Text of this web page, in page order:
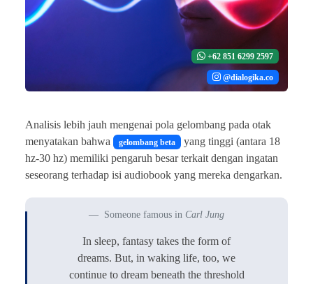
+62 851 6299 2597
@dialogika.co
Analisis lebih jauh mengenai pola gelombang pada otak
menyatakan bahwa
gelombang beta yang tinggi (antara 18
hz-30 hz) memiliki pengaruh besar terkait dengan ingatan
seseorang terhadap isi audiobook yang mereka dengarkan.
Someone famous in Carl Jung
In sleep, fantasy takes the form of
dreams. But, in waking life, too, we
continue to dream beneath the threshold